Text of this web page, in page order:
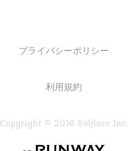
プライバシーポリシー
利用規約
Copyright © 2016 Solflare Inc.